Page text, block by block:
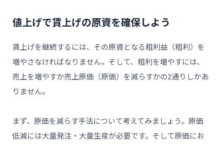
値上げで賃上げの原資を確保しよう
賃上げを継続するには、その原資となる粗利益（粗利）を
増やさなければなりません。そして、粗利を増やすには、
売上を増やすか売上原価（原価）を減らすかの2通りしかあ
りません。
まず、原価を減らす手法について考えてみましょう。原価
低減には大量発注・大量生産が必要です。そして原価にお